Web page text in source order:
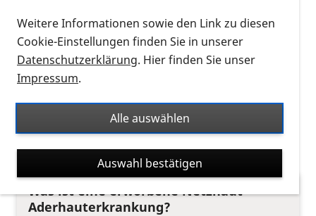
Netzhaut. Eine andere Form der diabetischen
Netzhautveränderung ist dasDiabetische
Makulaödem. Beide Formen können auch
gemeinsam auftreten.
Unbehandelt führt DR zur Erblindung.
Was ist eine erworbene Netzhaut-
Aderhauterkrankung?
Weitere Informationen sowie den Link zu diesen
Cookie-Einstellungen finden Sie in unserer
Datenschutzerklärung. Hier finden Sie unser
Impressum.
Alle auswählen
Auswahl bestätigen